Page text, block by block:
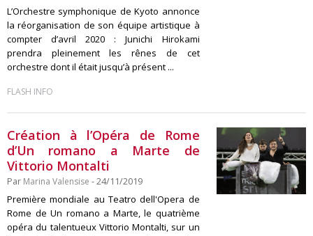
L’Orchestre symphonique de Kyoto annonce
la réorganisation de son équipe artistique à
compter d’avril 2020 : Junichi Hirokami
prendra pleinement les rênes de cet
orchestre dont il était jusqu’à présent ...
FLASH INFO
Création à l’Opéra de Rome
d’Un romano a Marte de
Vittorio Montalti
Par Marina Valensise - 24/11/2019
Première mondiale au Teatro dell'Opera de
Rome de Un romano a Marte, le quatrième
opéra du talentueux Vittorio Montalti, sur un